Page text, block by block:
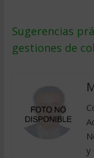
Sugerencias
gestiones de
y